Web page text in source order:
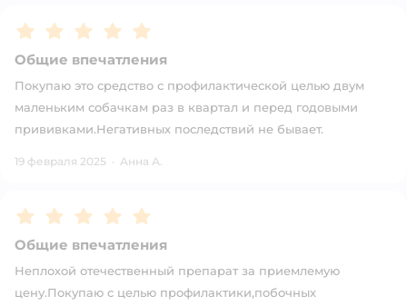
Рейтинг:5
Общие впечатления
Покупаю это средство с профилактической целью двум
маленьким собачкам раз в квартал и перед годовыми
прививками.Негативных последствий не бывает.
19 февраля 2025 · Анна А.
Рейтинг:5
Общие впечатления
Неплохой отечественный препарат за приемлемую
цену.Покупаю с целью профилактики,побочных